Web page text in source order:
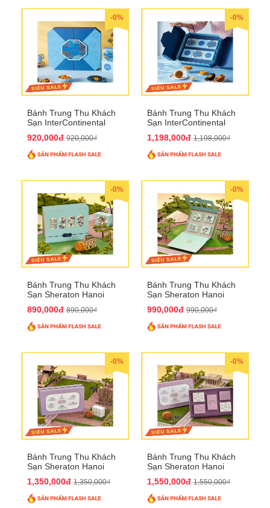
-0%
Bánh Trung Thu Khách
Sạn InterContinental
QTTT26
920,000đ 920,000₫
-0%
Bánh Trung Thu Khách
Sạn InterContinental
QTTT27
1,198,000đ 1,198,000₫
-0%
Bánh Trung Thu Khách
Sạn Sheraton Hanoi
890,000đ 890,000₫
-0%
Bánh Trung Thu Khách
Sạn Sheraton Hanoi
990,000đ 990,000₫
-0%
Bánh Trung Thu Khách
Sạn Sheraton Hanoi
1,350,000đ 1,350,000₫
-0%
Bánh Trung Thu Khách
Sạn Sheraton Hanoi
1,550,000đ 1,550,000₫